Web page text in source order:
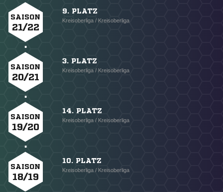
SAISON
21/22
9. PLATZ
Kreisoberliga / Kreisoberliga
SAISON
20/21
3. PLATZ
Kreisoberliga / Kreisoberliga
SAISON
19/20
14. PLATZ
Kreisoberliga / Kreisoberliga
SAISON
18/19
10. PLATZ
Kreisoberliga / Kreisoberliga